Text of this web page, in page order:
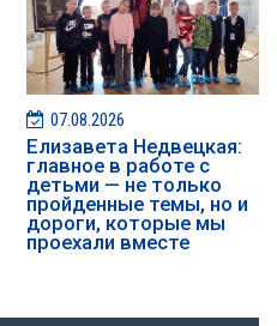
07.08.2026
Елизавета Недвецкая:
главное в работе с
детьми — не только
пройденные темы, но и
дороги, которые мы
проехали вместе